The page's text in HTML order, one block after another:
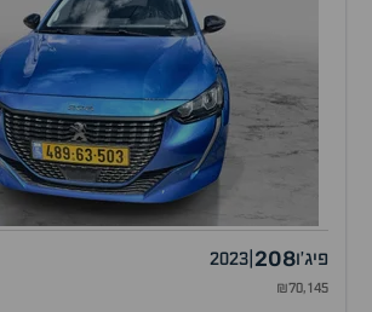
פיג'ו208
2023
₪70,145